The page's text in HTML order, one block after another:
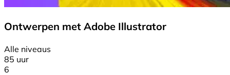
Ontwerpen met Adobe Illustrator
Alle niveaus
85 uur
6